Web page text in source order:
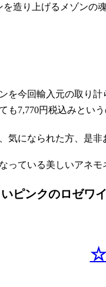
造り上げるメゾンの
を今回輸入元の取り
も7,770円税込みとい
気になられた方、是
っている美しいアネ
ピンクのロゼワ
☆